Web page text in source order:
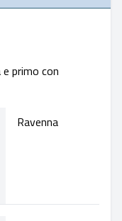
primo con
Ravenna